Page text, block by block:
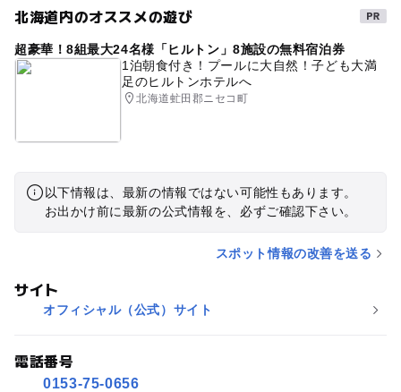
北海道内のオススメの遊び
超豪華！8組最大24名様「ヒルトン」8施設の無料宿泊券
1泊朝食付き！プールに大自然！子ども大満
足のヒルトンホテルへ
北海道虻田郡ニセコ町
以下情報は、最新の情報ではない可能性もあります。
お出かけ前に最新の公式情報を、必ずご確認下さい。
スポット情報の改善を送る
サイト
オフィシャル（公式）サイト
電話番号
0153-75-0656